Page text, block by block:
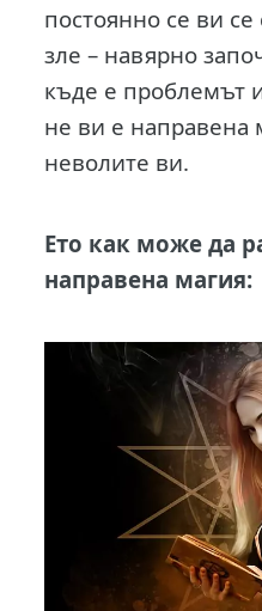
постоянно се ви се
зле – навярно
къде е проблемът
не ви е направена
неволите ви.
Ето как може да
направена магия: